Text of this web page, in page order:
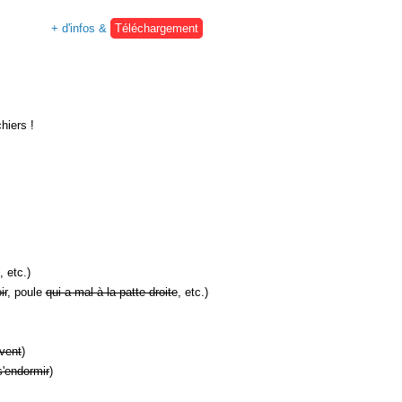
+ d'infos & Téléchargement
!
, etc.)
, poulequi a mal à la patte droite, etc.)
)
)